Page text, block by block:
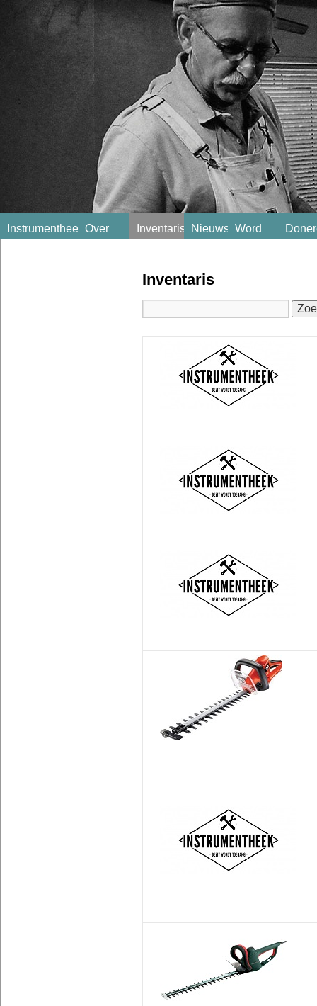
Instrumentheek Over Inventaris Nieuws Word
Inventaris